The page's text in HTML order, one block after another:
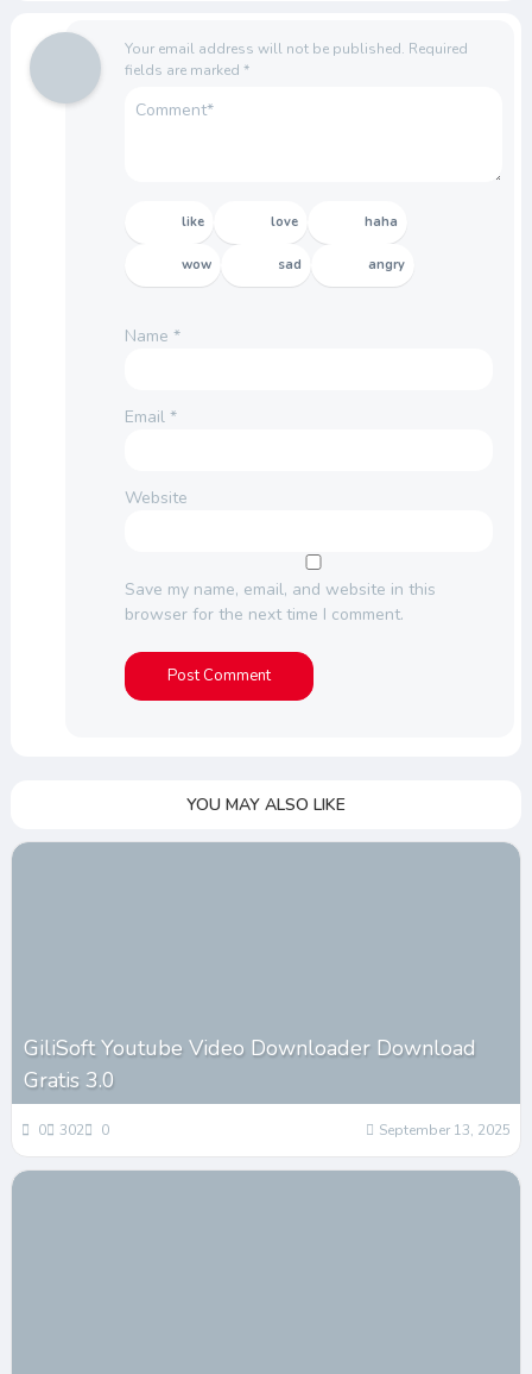
Your email address will not be published. Required
fields are marked *
like love haha
wow sad angry
Name *
Email *
Website
Save my name, email, and website in this
browser for the next time I comment.
YOU MAY ALSO LIKE
GiliSoft Youtube Video Downloader Download
Gratis 3.0
0 302 0 September 13, 2025